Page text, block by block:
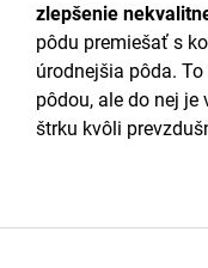
zlepšenie
pôdu premiešať s
úrodnejšia pôda.
pôdou, ale do nej
štrku kvôli
Z